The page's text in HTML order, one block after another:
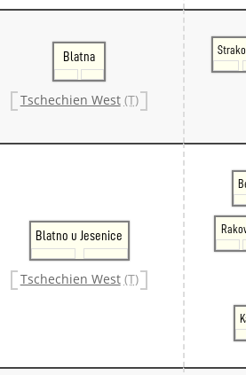
Blatna
Tschechien West (T)
Blatno u Jesenice
Tschechien West (T)